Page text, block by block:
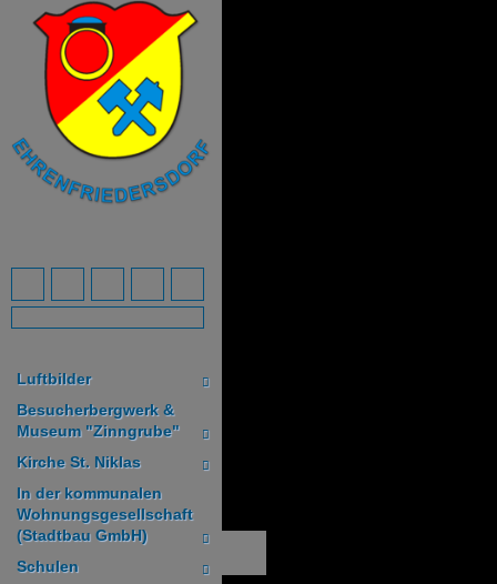
Luftbilder
Besucherbergwerk &
Museum "Zinngrube"
Kirche St. Niklas
In der kommunalen
Wohnungsgesellschaft
(Stadtbau GmbH)
Schulen